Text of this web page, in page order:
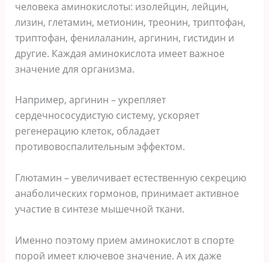
человека аминокислоты: изолейцин, лейцин,
лизин, глетамин, метионин, треонин, триптофан,
триптофан, фенилаланин, аргинин, гистидин и
другие. Каждая аминокислота имеет важное
значение для организма.
Например, аргинин – укрепляет
сердечнососудистую систему, ускоряет
регенерацию клеток, обладает
противовоспалительным эффектом.
Глютамин – увеличивает естественную секрецию
анаболических гормонов, принимает активное
участие в синтезе мышечной ткани.
Именно поэтому прием аминокислот в спорте
порой имеет ключевое значение. А их даже